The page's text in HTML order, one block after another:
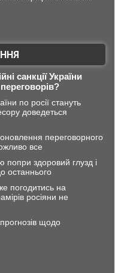
санкції України
по росії стануть
доведеться
переговорного
все
попри здоровий глузд і
останнього
погодитись на
росіяни не
щодо